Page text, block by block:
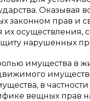
Оказывая
законном прав и
осуществления,
нарушенных
имущества в
в
вещных прав